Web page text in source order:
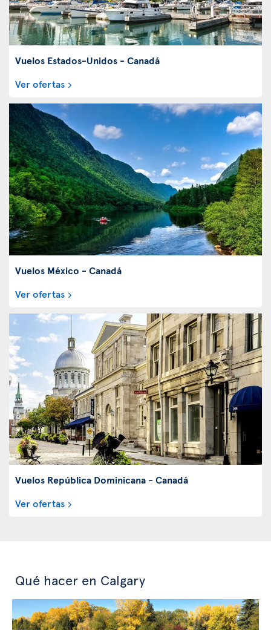
Vuelos Estados-Unidos - Canadá
Ver ofertas
Vuelos México - Canadá
Ver ofertas
Vuelos República Dominicana - Canadá
Ver ofertas
Qué hacer en Calgary